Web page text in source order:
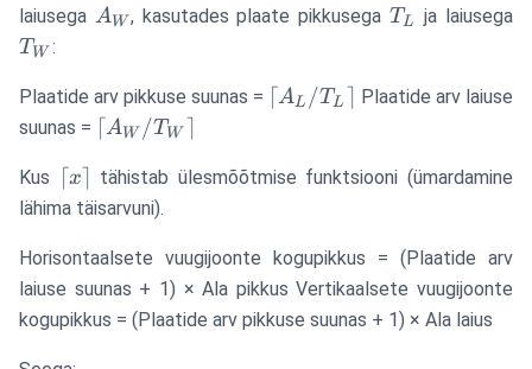
laiusega A_W
AW , kasutades plaate pikkusega T_L
TL ja laiusega
T W :
Plaatide arv pikkuse suunas = \lceil
T_L
⌈AL /TL ⌉ Plaatide arv laiuse
suunas = \lceil
/
T_W
⌈AW /T W ⌉
Kus
\lceil
x
⌈x⌉ tähistab ülesmõõtmise funktsiooni (ümardamine
lähima täisarvuni).
Horisontaalsete vuugijoonte kogupikkus = (Plaatide arv
laiuse suunas + 1) × Ala pikkus Vertikaalsete vuugijoonte
kogupikkus = (Plaatide arv pikkuse suunas + 1) × Ala laius